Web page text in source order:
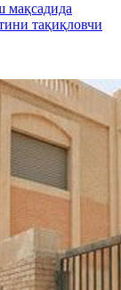
мақсадида
тақиқловчи